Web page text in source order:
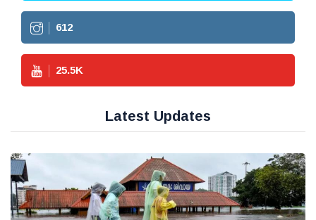
612
25.5K
Latest Updates